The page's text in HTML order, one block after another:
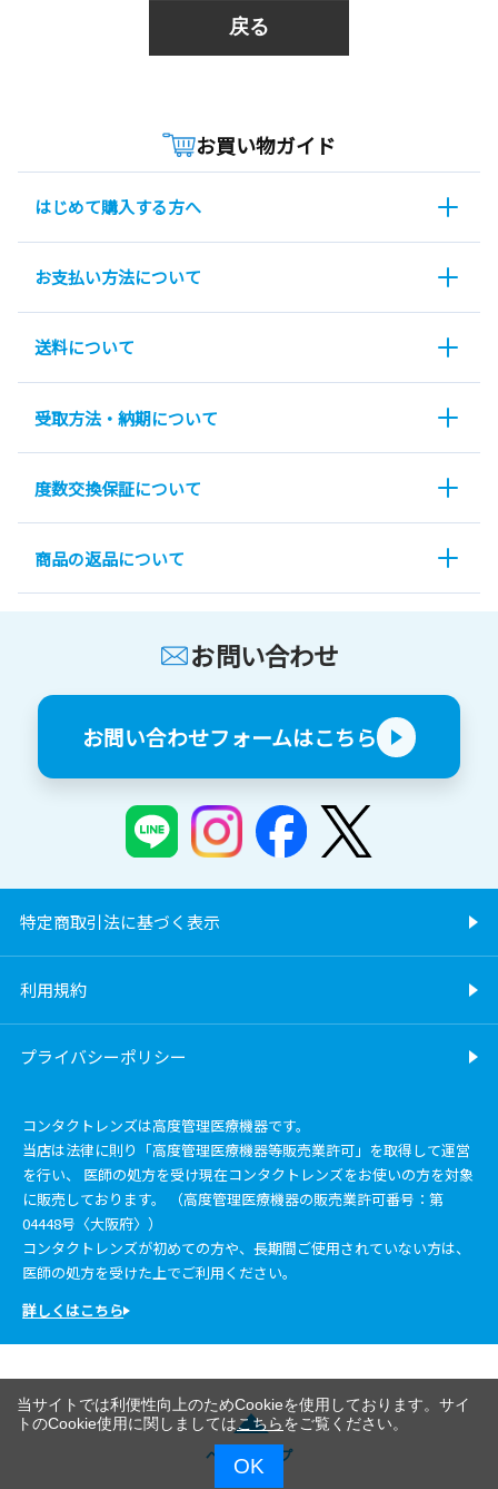
戻る
お買い物ガイド
はじめて購入する方へ
お支払い方法について
送料について
受取方法・納期について
度数交換保証について
商品の返品について
お問い合わせ
お問い合わせフォームはこちら
特定商取引法に基づく表示
利用規約
プライバシーポリシー
コンタクトレンズは高度管理医療機器です。
当店は法律に則り「高度管理医療機器等販売業許可」を取得して運営
を行い、 医師の処方を受け現在コンタクトレンズをお使いの方を対象
に販売しております。 （高度管理医療機器の販売業許可番号：第
04448号〈大阪府〉）
コンタクトレンズが初めての方や、長期間ご使用されていない方は、
医師の処方を受けた上でご利用ください。
詳しくはこちら
ページトップ
当サイトでは利便性向上のためCookieを使用しております。サイ
トのCookie使用に関しましてはこちらをご覧ください。
OK